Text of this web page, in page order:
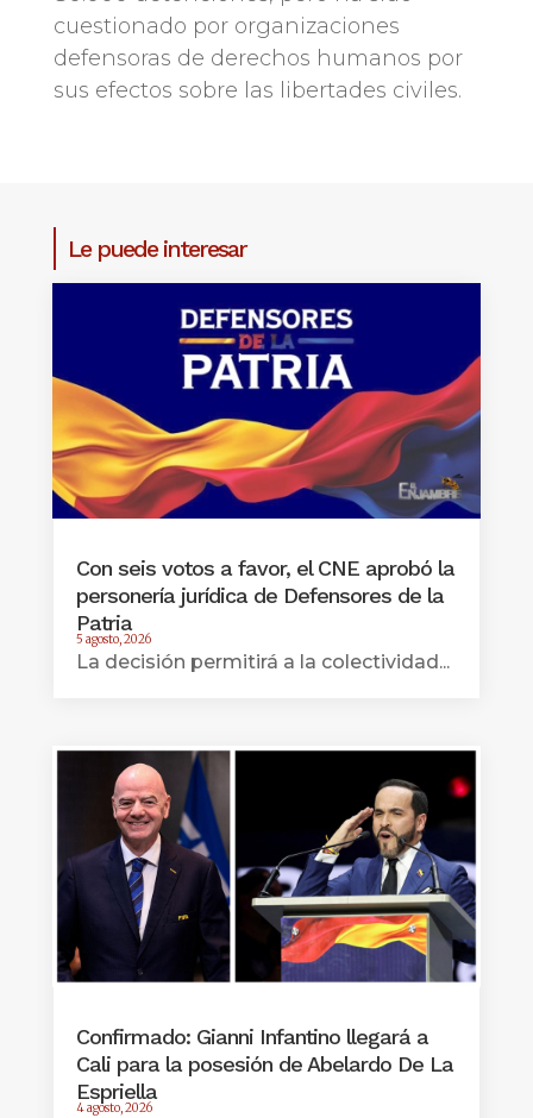
cuestionado por organizaciones
defensoras de derechos humanos por
sus efectos sobre las libertades civiles.
Le puede interesar
Con seis votos a favor, el CNE aprobó la
personería jurídica de Defensores de la
Patria
5 agosto, 2026
La decisión permitirá a la colectividad...
Confirmado: Gianni Infantino llegará a
Cali para la posesión de Abelardo De La
Espriella
4 agosto, 2026